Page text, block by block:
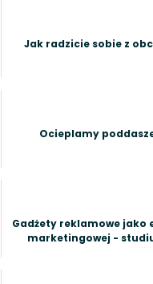
Jak radzicie sobie z
Ocieplamy
Gadżety reklamowe
marketingowej -